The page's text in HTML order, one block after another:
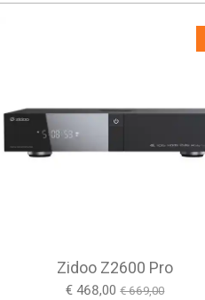
Zidoo Z2600 Pro
€ 468,00 € 669,00